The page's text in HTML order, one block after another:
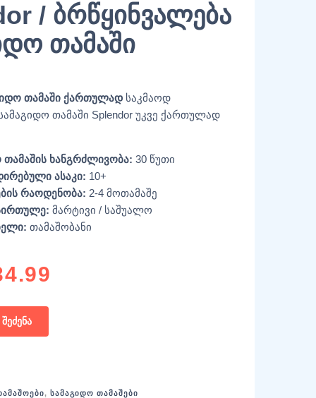
/ ბრწყინვალება
თამაში
თამაში ქართულადსაკმაოდ
თამაში Splendor უკვე ქართულად
თამაშის ხანგრძლივობა: 30 წუთი
ასაკი: 10+
რაოდენობა: 2-4 მოთამაშე
მარტივი / საშუალო
თამაშობანი
შეძენა
, ᲡᲐᲛᲐᲒᲘᲓᲝ ᲗᲐᲛᲐᲨᲔᲑᲘ